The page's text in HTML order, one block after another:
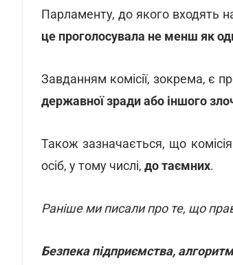
Парламенту, до якого входять
це проголосувала не менш як
Завданням комісії, зокрема, є
державної зради або іншого
Також зазначається, що комісія
осіб, у тому числі, до таємних.
Раніше ми писали про те, що
Безпека підприємства,